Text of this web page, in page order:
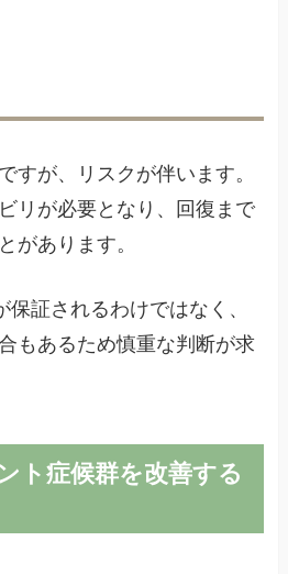
すが、リスクが伴います。
リが必要となり、回復まで
があります。
保証されるわけではなく、
もあるため慎重な判断が求
ト症候群を改善する